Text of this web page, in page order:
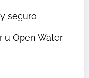
seguro
u Open Water